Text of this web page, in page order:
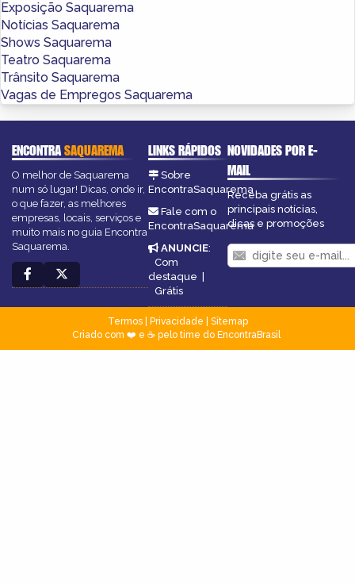
Exposição Saquarema
Notícias Saquarema
Shows Saquarema
Teatro Saquarema
Trânsito Saquarema
Vagas de Empregos Saquarema
ENCONTRASAQUAREMA
O melhor de Saquarema
num só lugar! Dicas, onde ir,
o que fazer, as melhores
empresas, locais, serviços e
muito mais no guia Encontra
Saquarema.
LINKS RÁPIDOS
Sobre
EncontraSaquarema
Fale com o
EncontraSaquarema
ANUNCIE:
Com
destaque
Grátis
NOVIDADES POR E-
MAIL
Receba grátis as
principais notícias,
dicas e promoções
Termos| Privacidade
Sitemap
Criado com ❤️ e ☕ pelo time do EncontraBrasil